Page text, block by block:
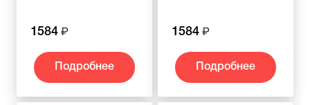
1584
Подробнее
1584
Подробнее